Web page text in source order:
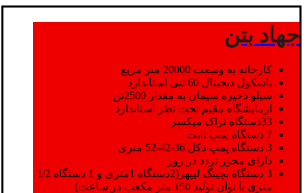
جهاد بتن
کارخانه به وسعت 20000 متر مربع
باسکول دیجیتال 60 تنی استاندارد
سیلو ذخیره سیمان به مقدار 2500تن
ازمایشگاه مقیم تحت نظر استاندارد
33دستگاه تراک میکسر
7 دستگاه پمپ ثابت
3 دستگاه پمپ دکل 36-42-52 متری
دارای مجوز تردد در روز
3 دستگاه بچینگ لیپهر(2دستگاه 1متری و 1 دستگاه 1/2
متری با توان تولید 150 متر مکعب در ساعت)